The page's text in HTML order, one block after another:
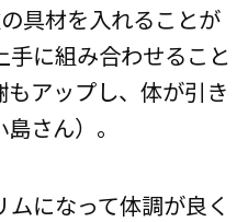
具材を入れることが
に組み合わせること
アップし、体が引き
さん）。
ムになって体調が良く